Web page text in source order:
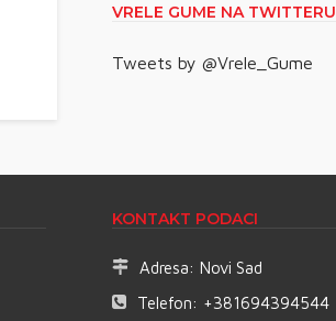
VRELE GUME NA TWITTERU
Tweets by @Vrele_Gume
KONTAKT PODACI
Adresa: Novi Sad
Telefon: +381694394544